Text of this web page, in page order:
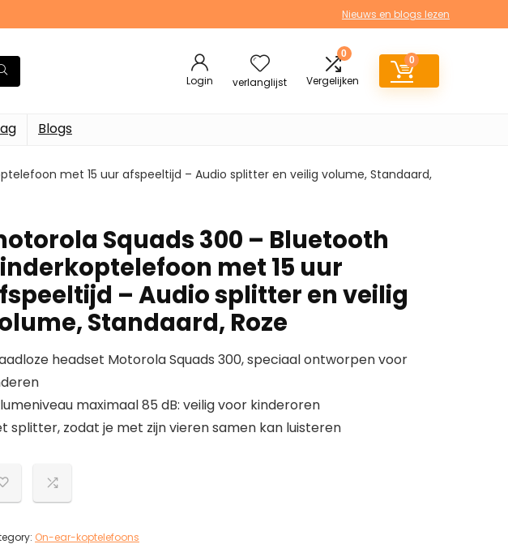
Nieuws en blogs lezen
Login verlanglijst
0
Vergelijken
0
Blogs
met 15 uur afspeeltijd – Audio splitter en veilig volume, Standaard,
Squads 300 – Bluetooth
met 15 uur
– Audio splitter en veilig
Standaard, Roze
headset Motorola Squads 300, speciaal ontworpen voor
maximaal 85 dB: veilig voor kinderoren
splitter, zodat je met zijn vieren samen kan luisteren
On-ear-koptelefoons